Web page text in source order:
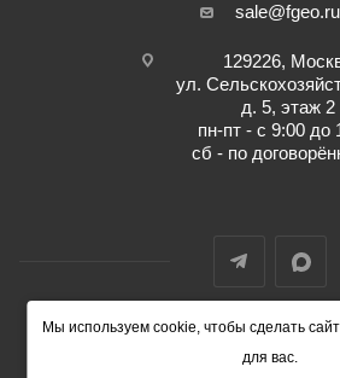
Мы используем cookie, чтобы сделать
для вас.
sale@fgeo.ru
129226,
ул.
д. 5, этаж 2
пн-пт - с 9:00 до
сб - по
© 2014-2026